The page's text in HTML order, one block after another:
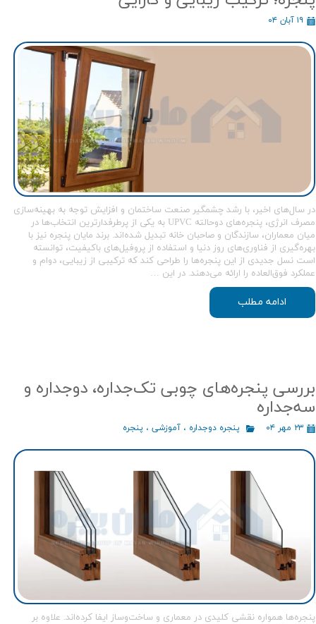
۱۹ آبان ۰۴
در سال‌های اخیر، با رشد چشمگیر صنعت ساختمان و افزایش توجه به بهینه‌سازی
مصرف انرژی، پنجره‌های دوحالته UPVC به یکی از پرطرفدارترین انتخاب‌ها در
میان معماران، سازندگان و صاحبان خانه تبدیل شده‌اند. برند مایان پنجره نیز با
بهره‌گیری از فناوری‌های روز دنیا و استفاده از پروفیل‌های باکیفیت، توانسته
است نسل جدیدی از این پنجره‌ها را طراحی کند که ترکیبی از زیبایی، دوام و
عملکرد فوق‌العاده را ارائه می‌دهند. در این …
ادامه مطلب
بررسی پنجره‌های چوبی تک‌جداره، دوجداره و
سه‌جداره
۲۳ مهر ۰۴ پنجره دوجداره ، آموزشی ، پنجره
پنجره‌ها همواره نقشی کلیدی در معماری و ساخت‌وساز ایفا کرده‌اند. علاوه بر